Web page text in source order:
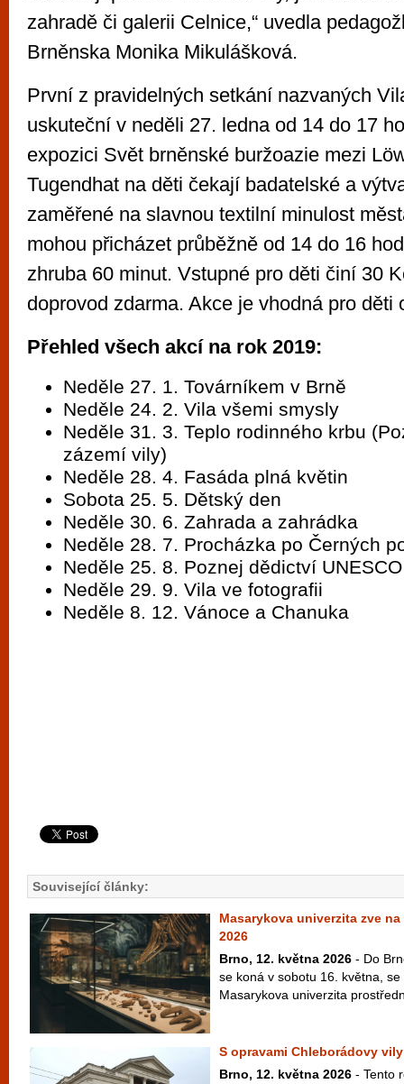
zahradě či galerii Celnice,“ uvedla
Brněnska Monika Mikulášková.
První z pravidelných setkání nazvaných
uskuteční v neděli 27. ledna od 14 do 17
expozici Svět brněnské buržoazie mezi
Tugendhat na děti čekají badatelské a
zaměřené na slavnou textilní minulost
mohou přicházet průběžně od 14 do 16
zhruba 60 minut. Vstupné pro děti činí 30
doprovod zdarma. Akce je vhodná pro děti
Přehled všech akcí na rok 2019:
Neděle 27. 1. Továrníkem v Brně
Neděle 24. 2. Vila všemi smysly
Neděle 31. 3. Teplo rodinného krbu
zázemí vily)
Neděle 28. 4. Fasáda plná květin
Sobota 25. 5. Dětský den
Neděle 30. 6. Zahrada a zahrádka
Neděle 28. 7. Procházka po Černých
Neděle 25. 8. Poznej dědictví UNESCO
Neděle 29. 9. Vila ve fotografii
Neděle 8. 12. Vánoce a Chanuka
Související články:
Masarykova univerzita zve
2026
Brno, 12. května 2026 - Do
se koná v sobotu 16. května,
Masarykova univerzita
S opravami Chleborádovy
Brno, 12. května 2026 - Tento